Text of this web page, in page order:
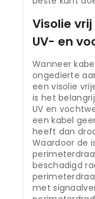
Visolie
UV- en
Wanneer
ongedierte
een visolie
is het
UV en
een kabel
heeft dan
Waardoor de
beschadigd
met